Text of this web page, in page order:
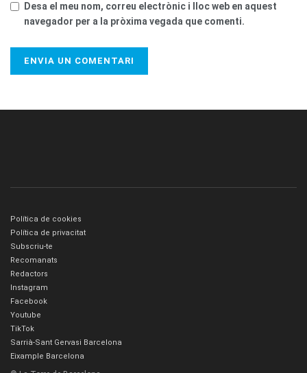
Desa el meu nom, correu electrònic i lloc web en aquest
navegador per a la pròxima vegada que comenti.
Política de cookies
Política de privacitat
Subscriu-te
Recomanats
Redactors
Instagram
Facebook
Youtube
TikTok
Sarrià-Sant Gervasi Barcelona
Eixample Barcelona